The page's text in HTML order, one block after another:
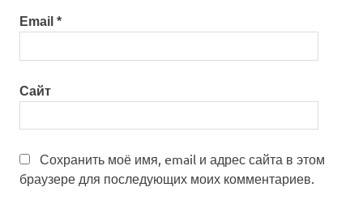
Email *
Сайт
Сохранить моё имя, email и адрес сайта в этом
браузере для последующих моих комментариев.